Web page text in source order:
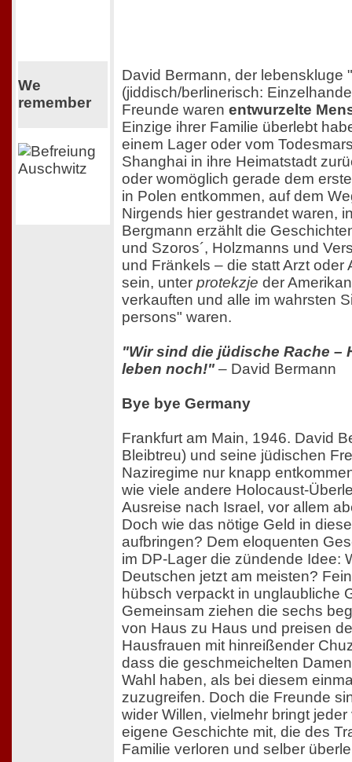
We
remember
David Bermann, der lebenskluge
(jiddisch/berlinerisch:
Freunde waren entwurzelte
Einzige ihrer Familie überlebt
einem Lager oder vom
Shanghai in ihre Heimatstadt
oder womöglich gerade dem
in Polen entkommen, auf dem
Nirgends hier gestrandet waren,
Bergmann erzählt die
und Szoros´, Holzmanns und
und Fränkels – die statt Arzt oder
sein, unter protekzje der
verkauften und alle im wahrsten
persons" waren.
"Wir sind die jüdische Rache –
leben noch!" – David Bermann
Bye bye Germany
Frankfurt am Main, 1946. David
Bleibtreu) und seine jüdischen
Naziregime nur knapp
wie viele andere Holocaust-
Ausreise nach Israel, vor allem
Doch wie das nötige Geld in
aufbringen? Dem eloquenten
im DP-Lager die zündende Idee:
Deutschen jetzt am meisten?
hübsch verpackt in unglaubliche
Gemeinsam ziehen die sechs
von Haus zu Haus und preisen
Hausfrauen mit hinreißender
dass die geschmeichelten
Wahl haben, als bei diesem
zuzugreifen. Doch die Freunde
wider Willen, vielmehr bringt
eigene Geschichte mit, die des
Familie verloren und selber